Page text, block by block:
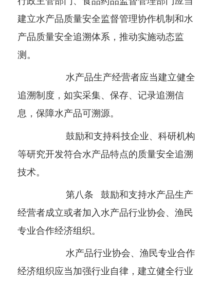
建立水产品质量安全监督管理协作机制和水
产品质量安全追溯体系，推动实施动态监
测。
水产品生产经营者应当建立健全
追溯制度，如实采集、保存、记录追溯信
息，保障水产品可溯源。
鼓励和支持科技企业、科研机构
等研究开发符合水产品特点的质量安全追溯
技术。
第八条 鼓励和支持水产品生产
经营者成立或者加入水产品行业协会、渔民
专业合作经济组织。
水产品行业协会、渔民专业合作
经济组织应当加强行业自律，建立健全行业